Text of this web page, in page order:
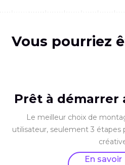
Vous pourriez
Prêt à démarrer
Le meilleur choix de
utilisateur, seulement 3
En savoir